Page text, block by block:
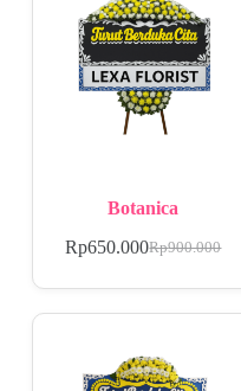
Botanica
Rp900.000
Rp650.000